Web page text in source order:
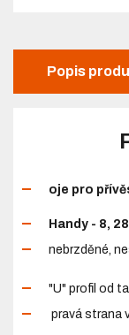
Popis
oje pro
Handy - 8, 28
nebrzděné,
"U" profil od
pravá strana